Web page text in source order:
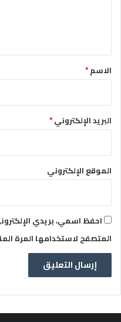
*الاسم*
البريد الإلكتروني*
الموقع الإلكتروني
احفظ اسمي، بريدي
المتصفح لاستخدامها المرة